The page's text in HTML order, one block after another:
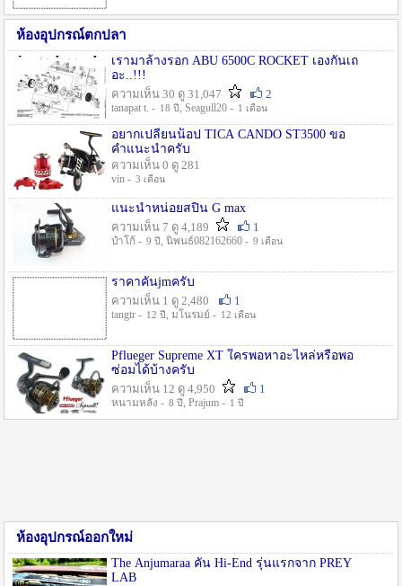
ห้องอุปกรณ์ตกปลา
เรามาล้างรอก ABU 6500C ROCKET เองกันเถ
อะ..!!!
ความเห็น 30 ดู 31,047
2
tanapat t. - 18 ปี , Seagull20 - 1 เดือน
อยากเปลี่ยนน็อป TICA CANDO ST3500 ขอ
คำแนะนำครับ
ความเห็น 0 ดู 281
vin - 3 เดือน
แนะนำหน่อยสปิน G max
ความเห็น 7 ดู 4,189
1
ป๋าโก้ - 9 ปี , นิพนธ์082162660 - 9 เดือน
ราคาคันjmครับ
ความเห็น 1 ดู 2,480
1
tangtr - 12 ปี , มโนรมย์ - 12 เดือน
Pflueger Supreme XT ใครพอหาอะไหล่หรือพอ
ซ่อมได้บ้างครับ
ความเห็น 12 ดู 4,950
1
หนามหลัง - 8 ปี , Prajum - 1 ปี
ห้องอุปกรณ์ออกใหม่
The Anjumaraa คัน Hi-End รุ่นแรกจาก PREY
LAB